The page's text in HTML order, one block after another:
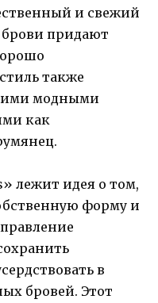
и свежий
придают
также
модными
как
лежит идея о том,
форму и
в
бровей. Этот